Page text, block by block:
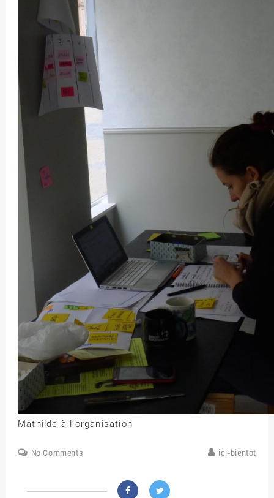
Mathilde à l’organisation
No Comments ici-bientot